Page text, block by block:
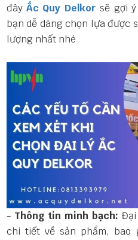
đây Ắc Quy Delkor sẽ gợi
bạn dễ dàng chọn lựa được
lượng nhất nhé
- Thông tin minh bạch:
chi tiết về sản phẩm, bao